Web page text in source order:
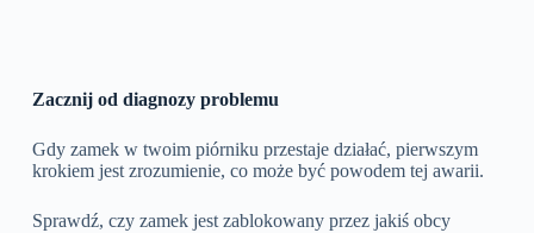
Zacznij od diagnozy problemu
Gdy zamek w twoim piórniku przestaje działać, pierwszym
krokiem jest zrozumienie, co może być powodem tej awarii.
Sprawdź, czy zamek jest zablokowany przez jakiś obcy